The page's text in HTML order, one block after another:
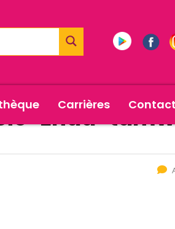
Carrières Contact
Enda-